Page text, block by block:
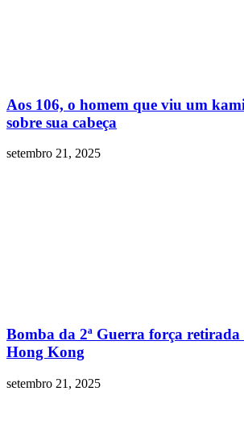
Aos 106, o homem que viu um
sobre sua cabeça
setembro 21, 2025
Bomba da 2ª Guerra força retirada
Hong Kong
setembro 21, 2025